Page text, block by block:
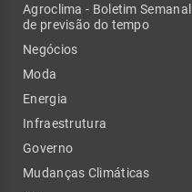
Agroclima - Boletim Semanal
de previsão do tempo
Negócios
Moda
Energia
Infraestrutura
Governo
Mudanças Climáticas